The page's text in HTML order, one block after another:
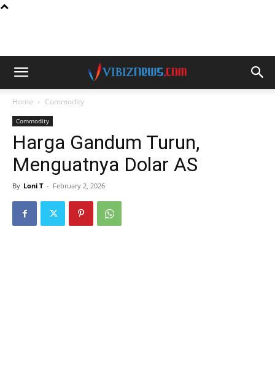
Home Commodity
Commodity
Harga Gandum Turun,
Menguatnya Dolar AS
By Loni T - February 2, 2026